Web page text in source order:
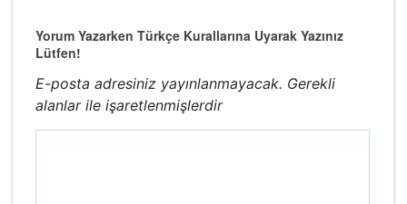
Yorum Yazarken Türkçe Kurallarına Uyarak Yazınız
Lütfen!
E-posta adresiniz yayınlanmayacak. Gerekli
alanlar ile işaretlenmişlerdir